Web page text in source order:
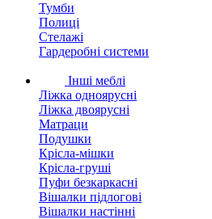
Тумби
Полиці
Стелажі
Гардеробні системи
Інші меблі
Ліжка одноярусні
Ліжка двоярусні
Матраци
Подушки
Крісла-мішки
Крісла-груші
Пуфи безкаркасні
Вішалки підлогові
Вішалки настінні